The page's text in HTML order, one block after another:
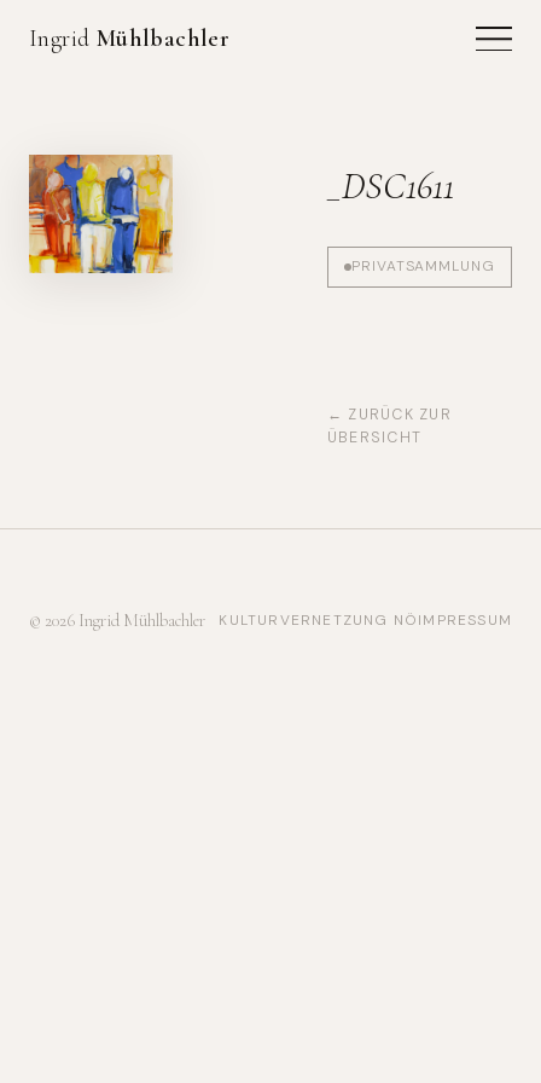
Ingrid Mühlbachler
_DSC1611
PRIVATSAMMLUNG
← ZURÜCK ZUR
ÜBERSICHT
© 2026 Ingrid Mühlbachler KULTURVERNETZUNG NÖIMPRESSUM